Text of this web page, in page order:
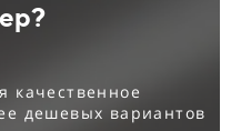
качественное
дешевых вариантов